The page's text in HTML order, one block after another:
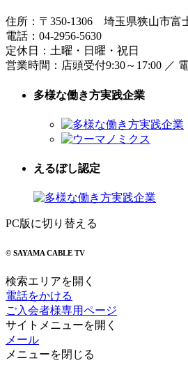
住所： 〒350-1306 埼玉県狭山市富
電話： 04-2956-5630
定休日：土曜・日曜・祝日
営業時間： 店頭受付9:30～17:00 ／
多様な働き方実践企業
えるぼし認定
PC版に切り替える
© SAYAMA CABLE TV
検索エリアを開く
電話をかける
ご入会者様専用ページ
サイトメニューを開く
メール
メニューを閉じる